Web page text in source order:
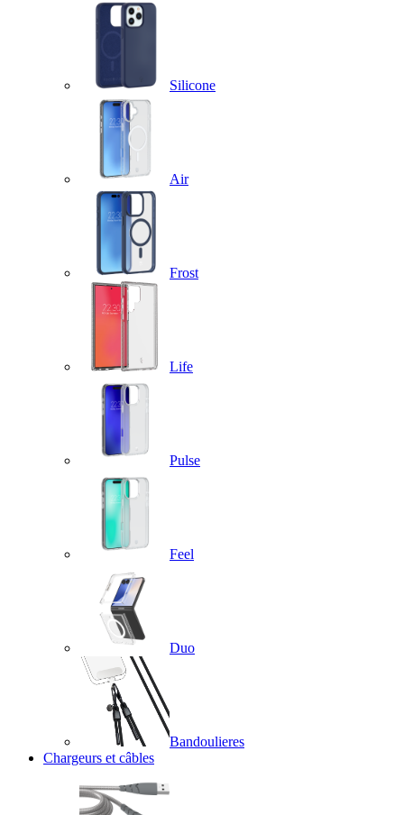
Silicone
Air
Frost
Life
Pulse
Feel
Duo
Bandoulieres
Chargeurs et câbles